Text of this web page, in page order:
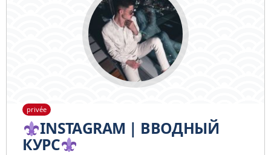
privée
INSTAGRAM | ВВОДНЫЙ
КУРС